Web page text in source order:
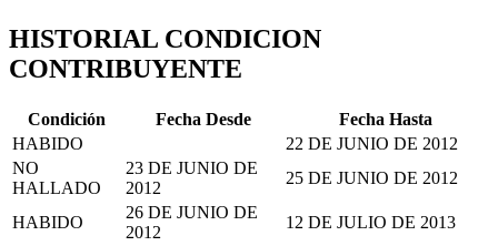
HISTORIAL CONDICION
CONTRIBUYENTE
Condición Fecha Desde
Fecha Hasta
HABIDO
22 DE JUNIO DE 2012
NO
HALLADO
23 DE JUNIO DE
2012
25 DE JUNIO DE 2012
HABIDO
26 DE JUNIO DE
2012
12 DE JULIO DE 2013